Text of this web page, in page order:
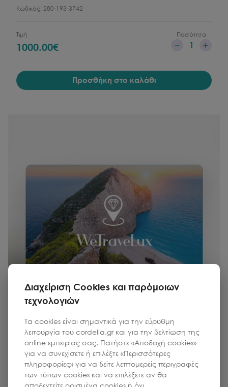
Κωδικός: 280-193-3742
Τιμή
1000.00€
Ποσότητα
1
Προσθήκη στο καλάθι
WETRAVELUX
Δωροκάρτα 2500€ για Ταξίδι για Δύο στην Ελλάδα
Διαχείριση Cookies και παρόμοιων
τεχνολογιών
Τα cookies είναι σημαντικά για την εύρυθμη
λειτουργία του cordella.gr και για την βελτίωση της
online εμπειρίας σας. Πατήστε «Αποδοχή cookies»
για να συνεχίσετε ή επιλέξτε «Περισσότερες
πληροφορίες» για να δείτε λεπτομερείς περιγραφές
των τύπων cookies και να επιλέξετε αν θα
αποδεχτείτε ορισμένα cookies ή όχι.